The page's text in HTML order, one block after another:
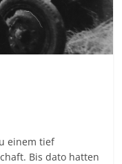
einem tief
Bis dato hatten